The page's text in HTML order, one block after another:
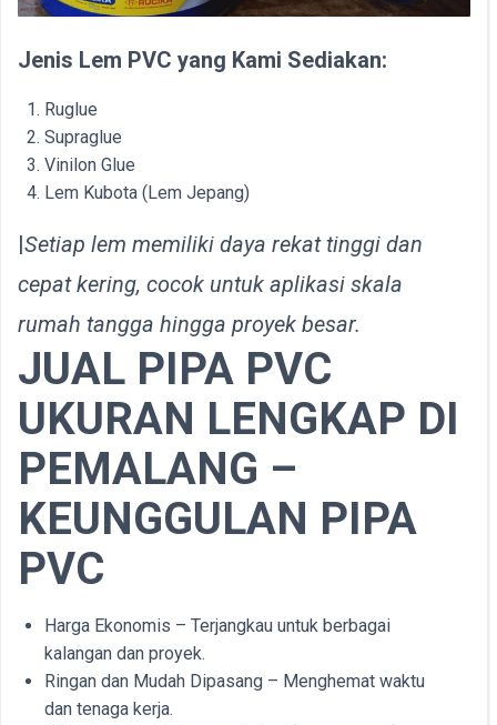
Jenis Lem PVC yang Kami Sediakan:
Ruglue
Supraglue
Vinilon Glue
Lem Kubota (Lem Jepang)
|Setiap lem memiliki daya rekat tinggi dan
cepat kering, cocok untuk aplikasi skala
rumah tangga hingga proyek besar.
JUAL PIPA PVC
UKURAN LENGKAP DI
PEMALANG –
KEUNGGULAN PIPA
PVC
Harga Ekonomis – Terjangkau untuk berbagai
kalangan dan proyek.
Ringan dan Mudah Dipasang – Menghemat waktu
dan tenaga kerja.